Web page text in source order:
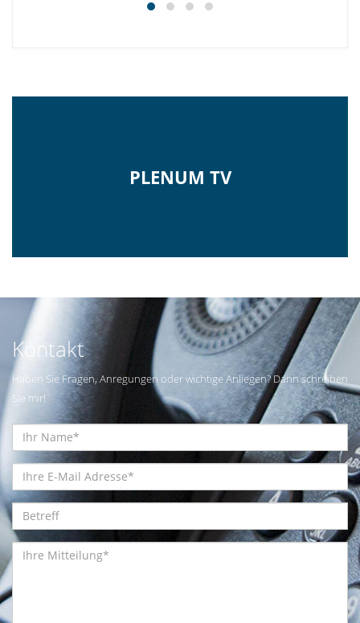
PLENUM TV
Kontakt
Haben Sie Fragen, Anregungen oder wichtige Anliegen? Dann schreiben
Sie mir!